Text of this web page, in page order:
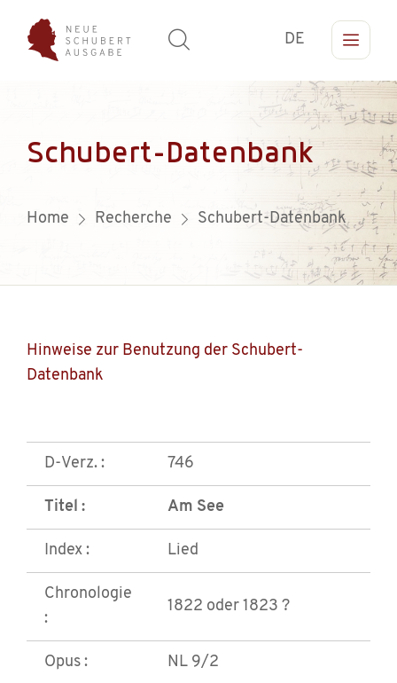
DE
Schubert-Datenbank
Home Recherche Schubert-Datenbank
Hinweise zur Benutzung der Schubert-
Datenbank
D-Verz. : 746
Titel : Am See
Index : Lied
Chronologie
:
1822 oder 1823 ?
Opus : NL 9/2